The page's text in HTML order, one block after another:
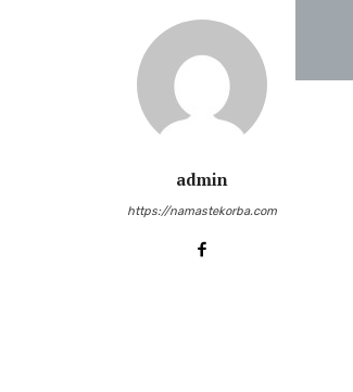
admin
https://namastekorba.com